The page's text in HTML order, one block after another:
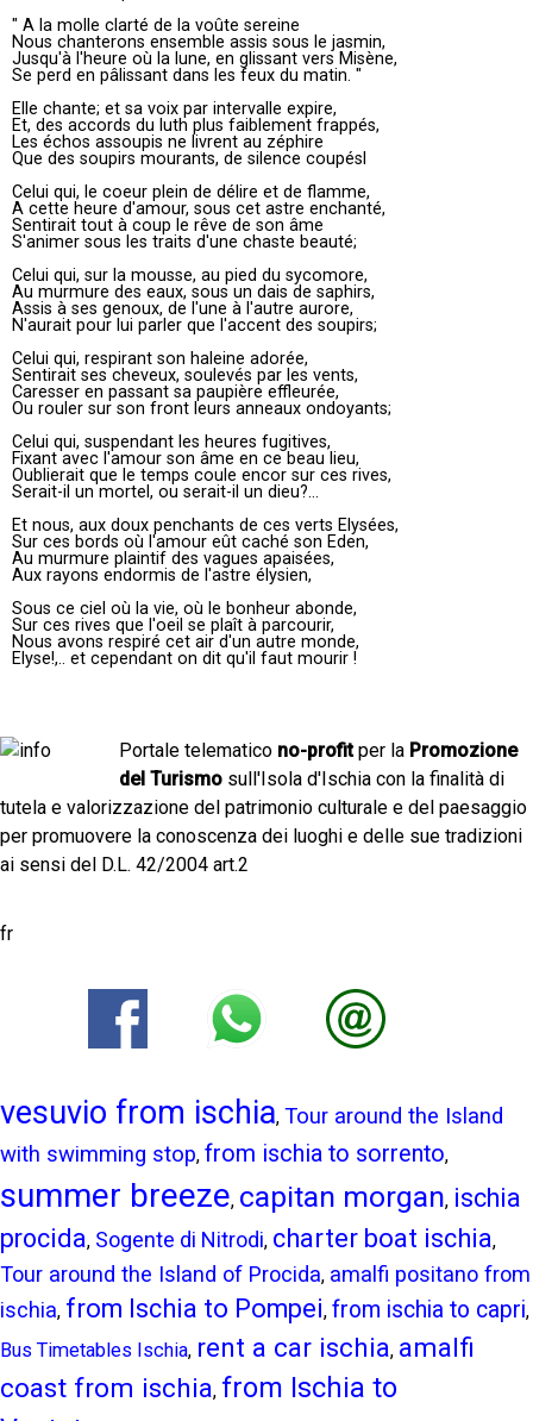
" A la molle clarté de la voûte sereine
Nous chanterons ensemble assis sous le jasmin,
Jusqu'à l'heure où la lune, en glissant vers Misène,
Se perd en pâlissant dans les feux du matin. "
Elle chante; et sa voix par intervalle expire,
Et, des accords du luth plus faiblement frappés,
Les échos assoupis ne livrent au zéphire
Que des soupirs mourants, de silence coupésl
Celui qui, le coeur plein de délire et de flamme,
A cette heure d'amour, sous cet astre enchanté,
Sentirait tout à coup le rêve de son âme
S'animer sous les traits d'une chaste beauté;
Celui qui, sur la mousse, au pied du sycomore,
Au murmure des eaux, sous un dais de saphirs,
Assis à ses genoux, de l'une à l'autre aurore,
N'aurait pour lui parler que l'accent des soupirs;
Celui qui, respirant son haleine adorée,
Sentirait ses cheveux, soulevés par les vents,
Caresser en passant sa paupière effleurée,
Ou rouler sur son front leurs anneaux ondoyants;
Celui qui, suspendant les heures fugitives,
Fixant avec l'amour son âme en ce beau lieu,
Oublierait que le temps coule encor sur ces rives,
Serait-il un mortel, ou serait-il un dieu?...
Et nous, aux doux penchants de ces verts Elysées,
Sur ces bords où l'amour eût caché son Eden,
Au murmure plaintif des vagues apaisées,
Aux rayons endormis de l'astre élysien,
Sous ce ciel où la vie, où le bonheur abonde,
Sur ces rives que l'oeil se plaît à parcourir,
Nous avons respiré cet air d'un autre monde,
Elyse!,.. et cependant on dit qu'il faut mourir !
Portale telematico no-profitper la Promozione
del Turismo sull'Isola d'Ischia con la finalità di
tutela e valorizzazione del patrimonio culturale e del paesaggio
per promuovere la conoscenza dei luoghi e delle sue tradizioni
ai sensi del D.L. 42/2004 art.2
fr
vesuvio from ischia, Tour around the Island
with swimming stop, from ischia to sorrento,
summer breeze, capitan morgan, ischia
procida, Sogente di Nitrodi, charter boat ischia,
Tour around the Island of Procida, amalfi positano from
ischia, from Ischia to Pompei, from ischia to capri,
Bus Timetables Ischia, rent a car ischia, amalfi
coast from ischia, from Ischia to